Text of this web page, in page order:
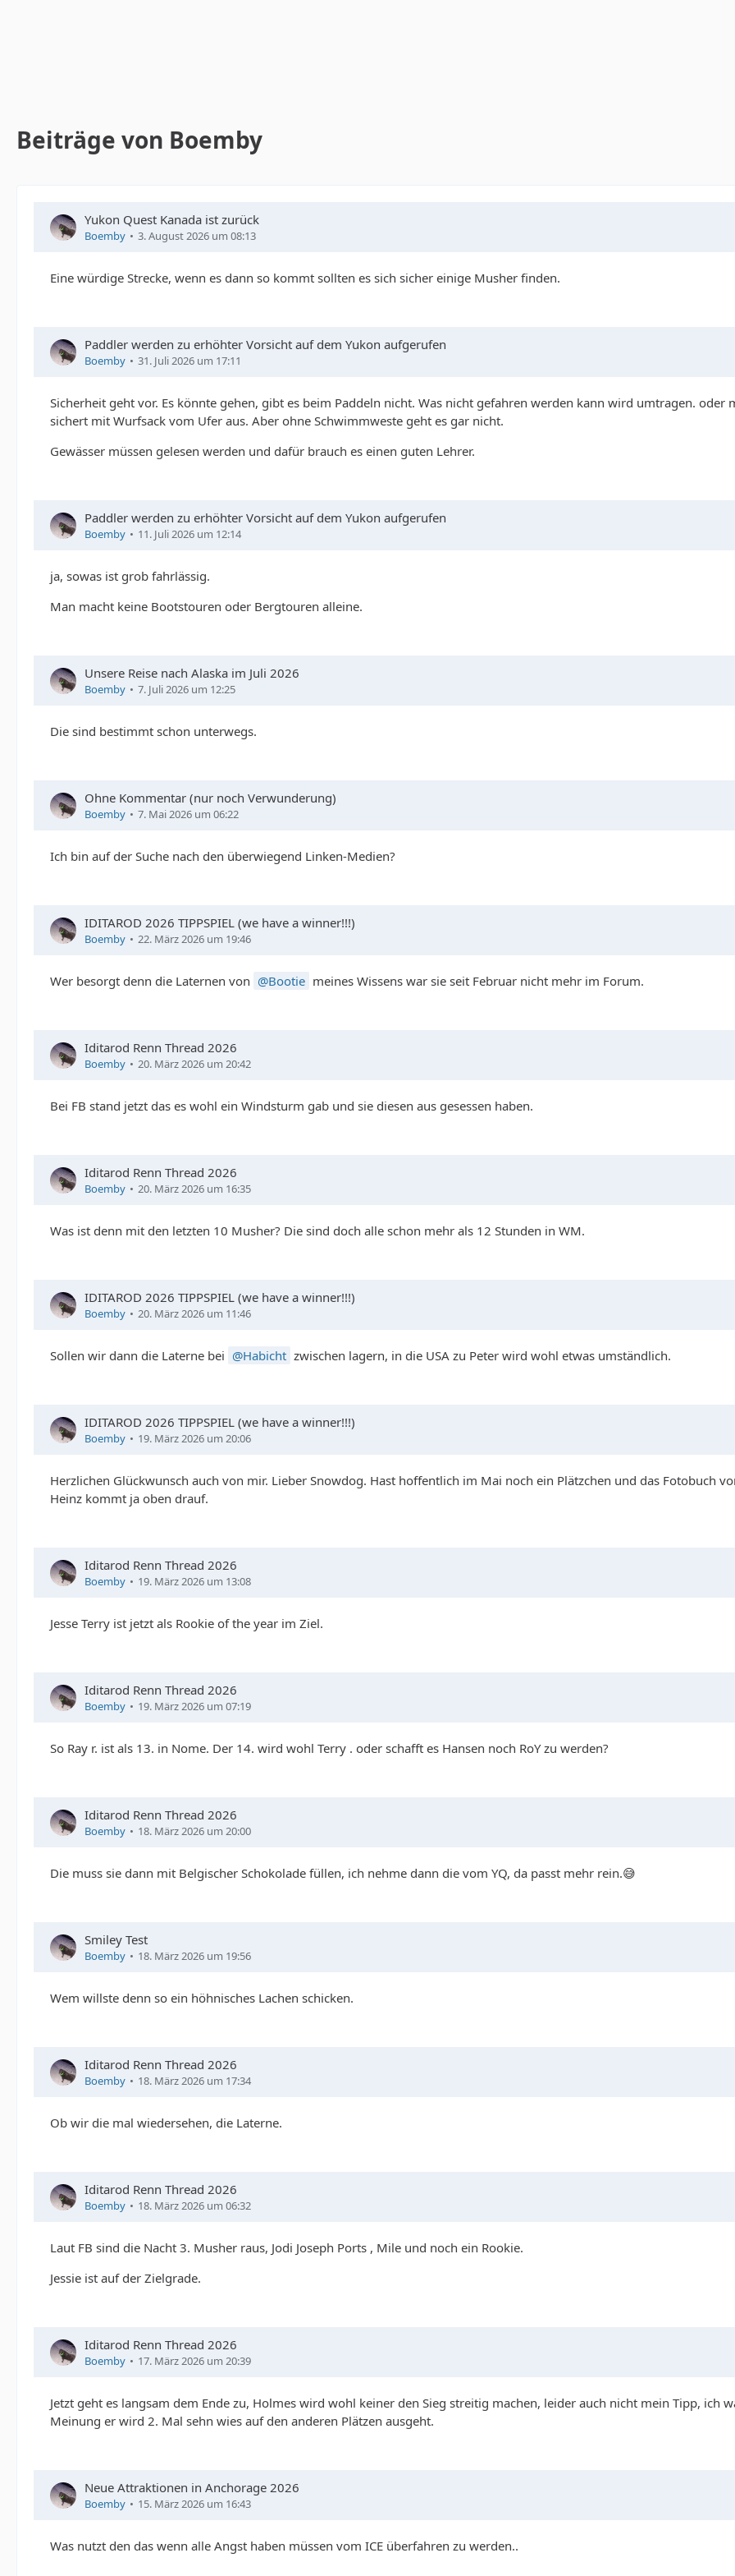
Beiträge von Boemby
Yukon Quest Kanada ist zurück
Boemby 3. August 2026 um 08:13
Eine würdige Strecke, wenn es dann so kommt sollten es sich sicher einige Musher finden.
Paddler werden zu erhöhter Vorsicht auf dem Yukon aufgerufen
Boemby 31. Juli 2026 um 17:11
Sicherheit geht vor. Es könnte gehen, gibt es beim Paddeln nicht. Was nicht gefahren werden kann wird umtragen. oder
sichert mit Wurfsack vom Ufer aus. Aber ohne Schwimmweste geht es gar nicht.
Gewässer müssen gelesen werden und dafür brauch es einen guten Lehrer.
Paddler werden zu erhöhter Vorsicht auf dem Yukon aufgerufen
Boemby 11. Juli 2026 um 12:14
ja, sowas ist grob fahrlässig.
Man macht keine Bootstouren oder Bergtouren alleine.
Unsere Reise nach Alaska im Juli 2026
Boemby 7. Juli 2026 um 12:25
Die sind bestimmt schon unterwegs.
Ohne Kommentar (nur noch Verwunderung)
Boemby 7. Mai 2026 um 06:22
Ich bin auf der Suche nach den überwiegend Linken-Medien?
IDITAROD 2026 TIPPSPIEL (we have a winner!!!)
Boemby 22. März 2026 um 19:46
Wer besorgt denn die Laternen von Bootie meines Wissens war sie seit Februar nicht mehr im Forum.
Iditarod Renn Thread 2026
Boemby 20. März 2026 um 20:42
Bei FB stand jetzt das es wohl ein Windsturm gab und sie diesen aus gesessen haben.
Iditarod Renn Thread 2026
Boemby 20. März 2026 um 16:35
Was ist denn mit den letzten 10 Musher? Die sind doch alle schon mehr als 12 Stunden in WM.
IDITAROD 2026 TIPPSPIEL (we have a winner!!!)
Boemby 20. März 2026 um 11:46
Sollen wir dann die Laterne bei Habicht zwischen lagern, in die USA zu Peter wird wohl etwas umständlich.
IDITAROD 2026 TIPPSPIEL (we have a winner!!!)
Boemby 19. März 2026 um 20:06
Herzlichen Glückwunsch auch von mir. Lieber Snowdog. Hast hoffentlich im Mai noch ein Plätzchen und das Fotobuch
Heinz kommt ja oben drauf.
Iditarod Renn Thread 2026
Boemby 19. März 2026 um 13:08
Jesse Terry ist jetzt als Rookie of the year im Ziel.
Iditarod Renn Thread 2026
Boemby 19. März 2026 um 07:19
So Ray r. ist als 13. in Nome. Der 14. wird wohl Terry . oder schafft es Hansen noch RoY zu werden?
Iditarod Renn Thread 2026
Boemby 18. März 2026 um 20:00
Die muss sie dann mit Belgischer Schokolade füllen, ich nehme dann die vom YQ, da passt mehr rein.😅
Smiley Test
Boemby 18. März 2026 um 19:56
Wem willste denn so ein höhnisches Lachen schicken.
Iditarod Renn Thread 2026
Boemby 18. März 2026 um 17:34
Ob wir die mal wiedersehen, die Laterne.
Iditarod Renn Thread 2026
Boemby 18. März 2026 um 06:32
Laut FB sind die Nacht 3. Musher raus, Jodi Joseph Ports , Mile und noch ein Rookie.
Jessie ist auf der Zielgrade.
Iditarod Renn Thread 2026
Boemby 17. März 2026 um 20:39
Jetzt geht es langsam dem Ende zu, Holmes wird wohl keiner den Sieg streitig machen, leider auch nicht mein Tipp, ich
Meinung er wird 2. Mal sehn wies auf den anderen Plätzen ausgeht.
Neue Attraktionen in Anchorage 2026
Boemby 15. März 2026 um 16:43
Was nutzt den das wenn alle Angst haben müssen vom ICE überfahren zu werden..